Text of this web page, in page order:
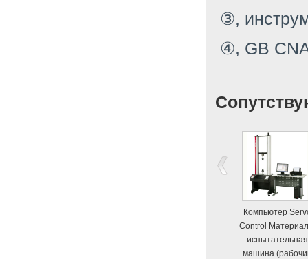
③,
④, GB
Компьютер
Control
испытательная
машина